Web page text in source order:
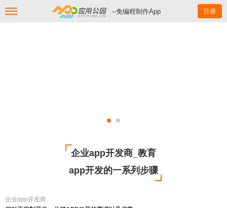
--免编程制作App 注册
企业app开发商_教育
app开发的一系列步骤
企业app开发商